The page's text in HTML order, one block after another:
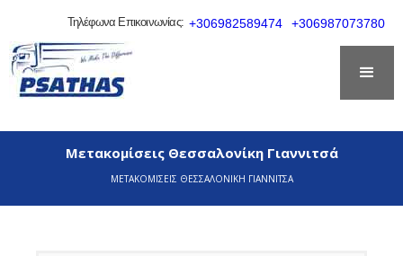
Τηλέφωνα Επικοινωνίας: +306982589474 +306987073780
Μετακομίσεις Θεσσαλονίκη Γιαννιτσά
ΜΕΤΑΚΟΜΙΣΕΙΣ ΘΕΣΣΑΛΟΝΙΚΗ ΓΙΑΝΝΙΤΣΑ